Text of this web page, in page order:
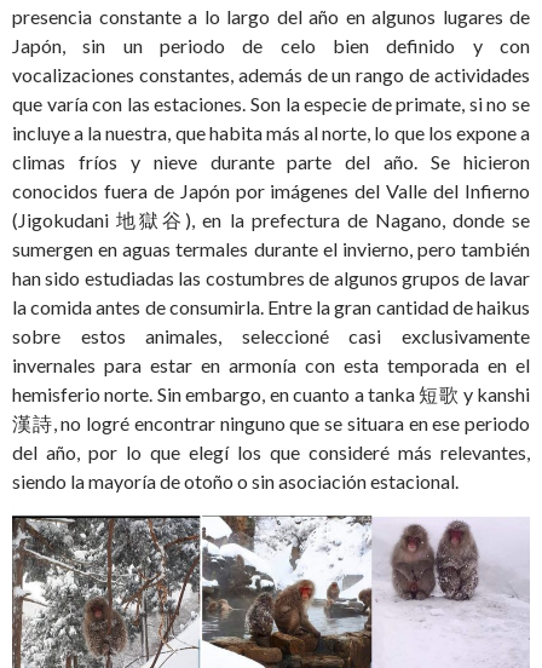
presencia constante a lo largo del año en algunos lugares de
Japón, sin un periodo de celo bien definido y con
vocalizaciones constantes, además de un rango de actividades
que varía con las estaciones. Son la especie de primate, si no se
incluye a la nuestra, que habita más al norte, lo que los expone a
climas fríos y nieve durante parte del año. Se hicieron
conocidos fuera de Japón por imágenes del Valle del Infierno
(Jigokudani 地獄谷), en la prefectura de Nagano, donde se
sumergen en aguas termales durante el invierno, pero también
han sido estudiadas las costumbres de algunos grupos de lavar
la comida antes de consumirla. Entre la gran cantidad de haikus
sobre estos animales, seleccioné casi exclusivamente
invernales para estar en armonía con esta temporada en el
hemisferio norte. Sin embargo, en cuanto a tanka 短歌 y kanshi
漢詩, no logré encontrar ninguno que se situara en ese periodo
del año, por lo que elegí los que consideré más relevantes,
siendo la mayoría de otoño o sin asociación estacional.